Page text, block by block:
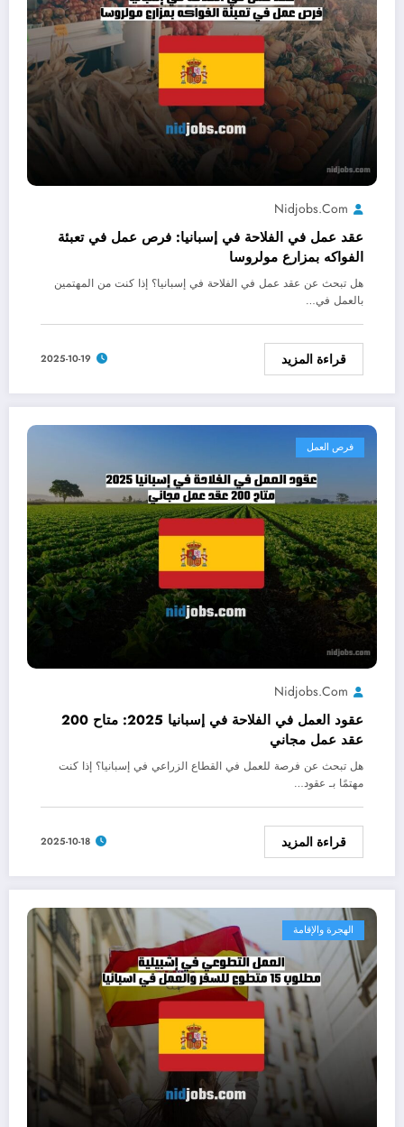
Nidjobs.com
عقد عمل في الفلاحة في إسبانيا: فرص عمل في تعبئة
الفواكه بمزارع مولروسا
هل تبحث عن عقد عمل في الفلاحة في إسبانيا؟ إذا كنت من المهتمين
بالعمل في…
قراءة المزيد 2025-10-19
فرص العمل
Nidjobs.com
عقود العمل في الفلاحة في إسبانيا 2025: متاح 200
عقد عمل مجاني
هل تبحث عن فرصة للعمل في القطاع الزراعي في إسبانيا؟ إذا كنت
مهتمًا بـ عقود…
قراءة المزيد 2025-10-18
الهجرة والإقامة